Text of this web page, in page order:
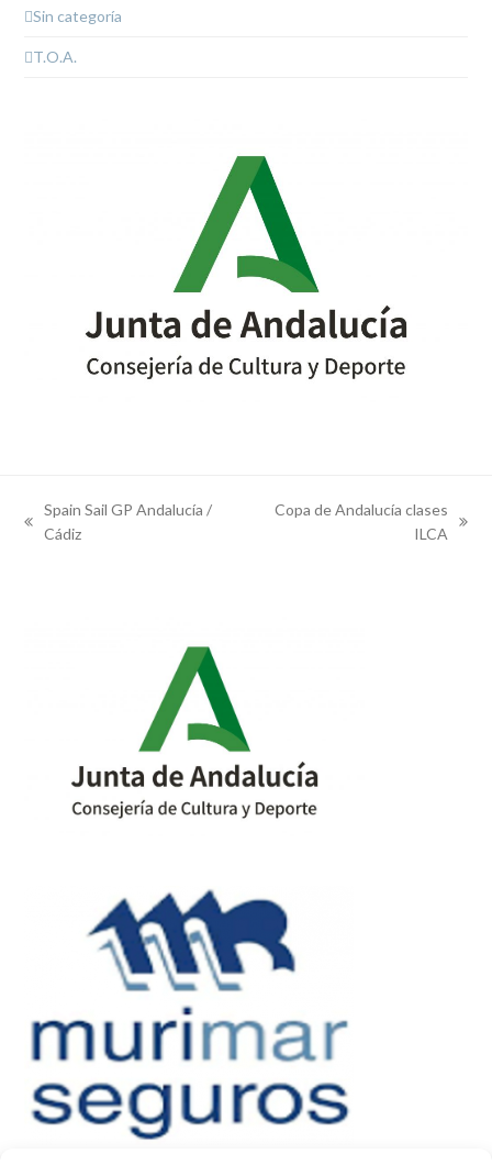
Sin categoría
T.O.A.
previous
Spain Sail GP Andalucía /
Cádiz
Copa de Andalucía clases
ILCA